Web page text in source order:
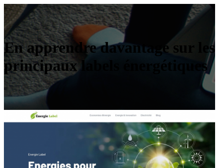
En apprendre davantage sur les
principaux labels énergétiques